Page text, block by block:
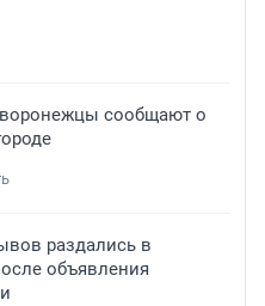
воронежцы сообщают о
раздались в
объявления